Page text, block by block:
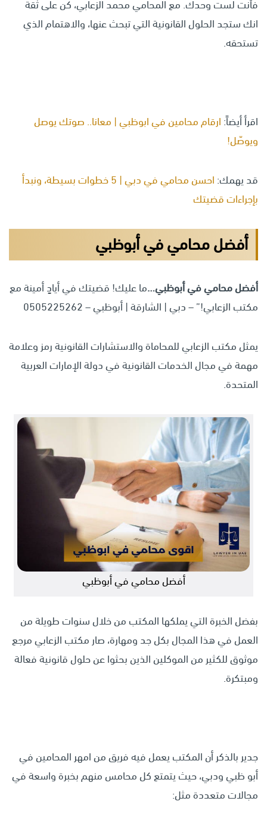
فأنت لست وحدك. مع المحامي محمد الزعابي، كن على ثقة
انك ستجد الحلول القانونية التي تبحث عنها، والاهتمام الذي
تستحقه.
اقرأ أيضاً: ارقام محامين في ابوظبي | معانا.. صوتك يوصل
ويوصّل!
قد يهمك:
احسن محامي في دبي | 5 خطوات بسيطة، ونبدأ
بإجراءات قضيتك
أفضل محامي في أبوظبي
أفضل محامي في أبوظبي…ما عليك! قضيتك في أيادٍ أمينة مع
مكتب الزعابي!” – دبي | الشارقة | أبوظبي – 0505225262
يمثل مكتب الزعابي للمحاماة والاستشارات القانونية رمز وعلامة
مهمة في مجال الخدمات القانونية في دولة الإمارات العربية
المتحدة.
أفضل محامي في أبوظبي
بفضل الخبرة التي يملكها المكتب من خلال سنوات طويلة من
العمل في هذا المجال بكل جد ومهارة، صار مكتب الزعابي مرجع
موثوق للكثير من الموكلين الذين بحثوا عن حلول قانونية فعالة
ومبتكرة.
جدير بالذكر أن المكتب يعمل فيه فريق من امهر المحامين في
أبو ظبي ودبي، حيث يتمتع كل محامس منهم بخبرة واسعة في
مجالات متعددة مثل: